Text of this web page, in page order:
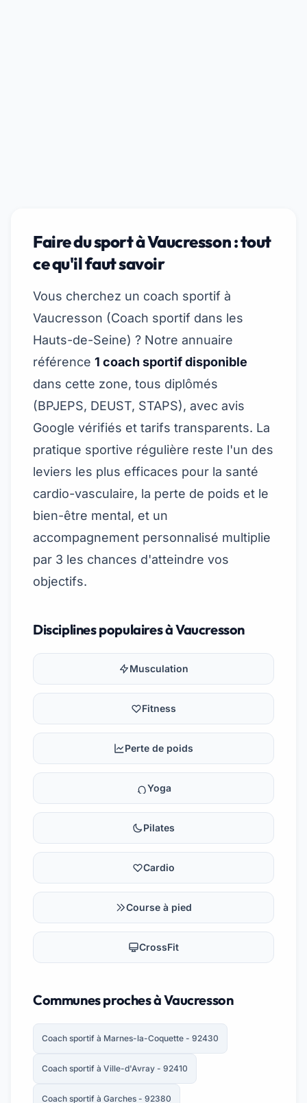
Faire du sport à Vaucresson : tout
ce qu'il faut savoir
Vous cherchez un coach sportif à
Vaucresson (Coach sportif dans les
Hauts-de-Seine) ? Notre annuaire
référence 1 coach sportif disponible
dans cette zone, tous diplômés
(BPJEPS, DEUST, STAPS), avec avis
Google vérifiés et tarifs transparents. La
pratique sportive régulière reste l'un des
leviers les plus efficaces pour la santé
cardio-vasculaire, la perte de poids et le
bien-être mental, et un
accompagnement personnalisé multiplie
par 3 les chances d'atteindre vos
objectifs.
Disciplines populaires à Vaucresson
Musculation
Fitness
Perte de poids
Yoga
Pilates
Cardio
Course à pied
CrossFit
Communes proches à Vaucresson
Coach sportif à Marnes-la-Coquette - 92430
Coach sportif à Ville-d'Avray - 92410
Coach sportif à Garches - 92380